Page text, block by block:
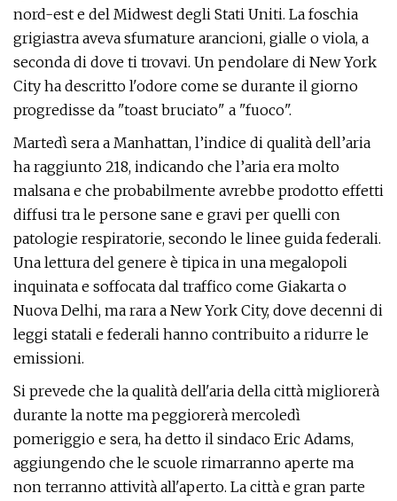
nord-est e del Midwest degli Stati Uniti. La foschia
grigiastra aveva sfumature arancioni, gialle o viola, a
seconda di dove ti trovavi. Un pendolare di New York
City ha descritto l'odore come se durante il giorno
progredisse da "toast bruciato" a "fuoco".
Martedì sera a Manhattan, l’indice di qualità dell’aria
ha raggiunto 218, indicando che l’aria era molto
malsana e che probabilmente avrebbe prodotto effetti
diffusi tra le persone sane e gravi per quelli con
patologie respiratorie, secondo le linee guida federali.
Una lettura del genere è tipica in una megalopoli
inquinata e soffocata dal traffico come Giakarta o
Nuova Delhi, ma rara a New York City, dove decenni di
leggi statali e federali hanno contribuito a ridurre le
emissioni.
Si prevede che la qualità dell'aria della città migliorerà
durante la notte ma peggiorerà mercoledì
pomeriggio e sera, ha detto il sindaco Eric Adams,
aggiungendo che le scuole rimarranno aperte ma
non terranno attività all'aperto. La città e gran parte